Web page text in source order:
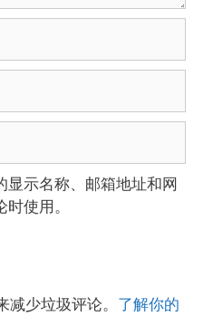
显示名称、邮箱地址和网
使用。
少垃圾评论。 了解你的